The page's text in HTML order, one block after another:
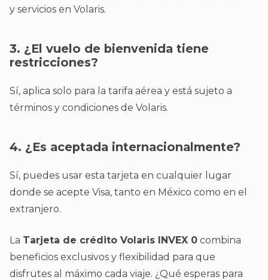
y servicios en Volaris.
3. ¿El vuelo de bienvenida tiene
restricciones?
Sí, aplica solo para la tarifa aérea y está sujeto a
términos y condiciones de Volaris.
4. ¿Es aceptada internacionalmente?
Sí, puedes usar esta tarjeta en cualquier lugar
donde se acepte Visa, tanto en México como en el
extranjero.
La Tarjeta de crédito Volaris INVEX 0 combina
beneficios exclusivos y flexibilidad para que
disfrutes al máximo cada viaje. ¿Qué esperas para